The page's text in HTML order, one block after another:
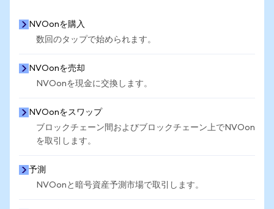
NVOonを購入
数回のタップで始められます。
NVOonを売却
NVOonを現金に交換します。
NVOonをスワップ
ブロックチェーン間およびブロックチェーン上でNVOon
を取引します。
予測
NVOonと暗号資産予測市場で取引します。